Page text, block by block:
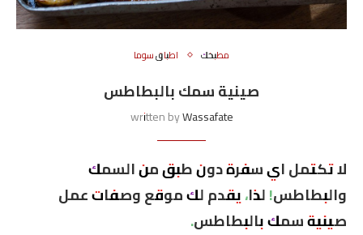
مطبخك اطباق سوما
صينية سمك بالبطاطس
written byWassafate
لا تكتمل اي سفرة دون طبق من السمك
والبطاطس! لذا، يقدم لك موقع وصفات عمل
صينية سمك بالبطاطس.